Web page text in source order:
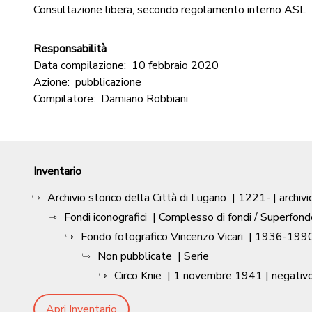
Consultazione libera, secondo regolamento interno ASL
Responsabilità
Data compilazione: 10 febbraio 2020
Azione: pubblicazione
Compilatore: Damiano Robbiani
Inventario
Archivio storico della Città di Lugano | 1221- |
Fondi iconografici | Complesso di fondi /
Fondo fotografico Vincenzo Vicari | 1936-
Non pubblicate | Serie
Circo Knie | 1 novembre 1941 |